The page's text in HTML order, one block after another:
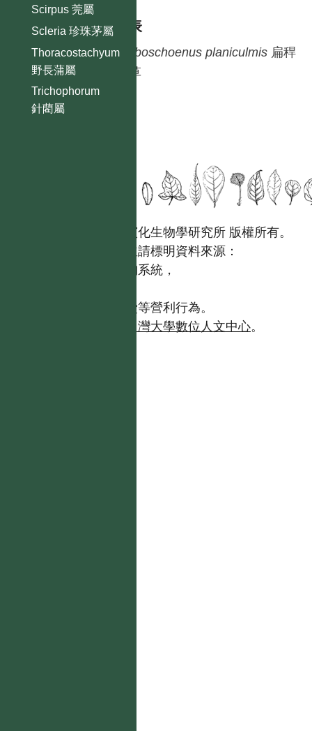
Scirpus 莞屬
Scleria 珍珠茅屬
Thoracostachyum
野長蒲屬
Trichophorum
針藺屬
種列表
Bolboschoenus planiculmis 扁稈
藨草
國立台灣大學生態學與演化生物學研究所 版權所有。
歡迎引用本網站資料，並請標明資料來源：
【台灣植物資訊整合查詢系統，
且不得有收取資料查詢費等營利行為。
台灣大學數位人文中心。